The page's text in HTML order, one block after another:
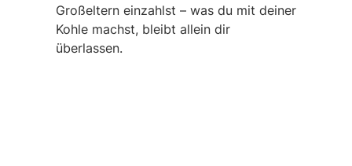
Großeltern einzahlst – was du mit deiner
Kohle machst, bleibt allein dir
überlassen.